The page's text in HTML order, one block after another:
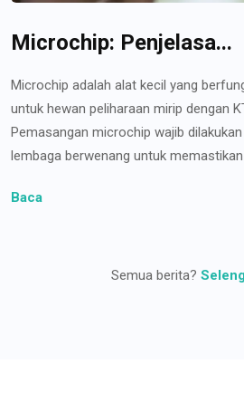
Microchip: Penjelasa...
Microchip adalah alat kecil yang
untuk hewan peliharaan mirip dengan
Pemasangan microchip wajib
lembaga berwenang untuk memastikan
Baca
Semua berita?